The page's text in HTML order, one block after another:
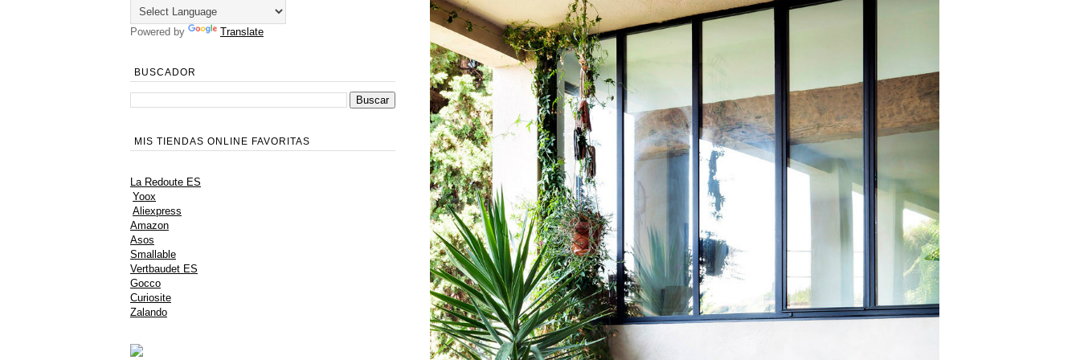
Powered by Translate
BUSCADOR
MIS TIENDAS ONLINE FAVORITAS
La Redoute ES
Yoox
Aliexpress
Amazon
Asos
Smallable
Vertbaudet ES
Gocco
Curiosite
Zalando